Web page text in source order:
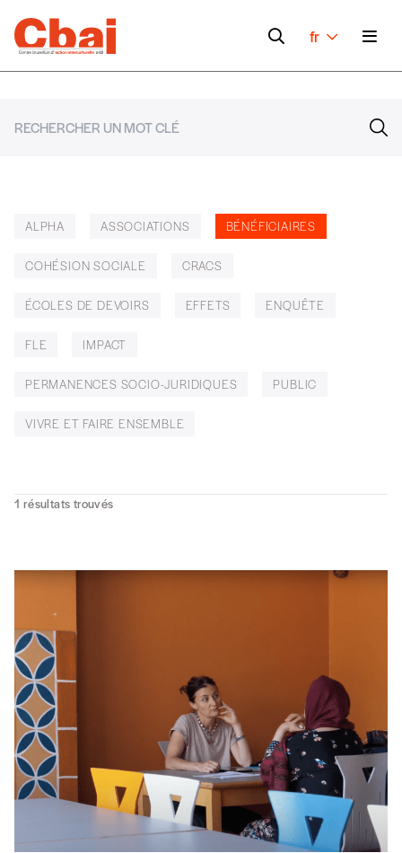
fr
ALPHA ASSOCIATIONS BÉNÉFICIAIRES
COHÉSION SOCIALE CRACS
ÉCOLES DE DEVOIRS EFFETS ENQUÊTE
FLE IMPACT
PERMANENCES SOCIO-JURIDIQUES PUBLIC
VIVRE ET FAIRE ENSEMBLE
1 résultats trouvés